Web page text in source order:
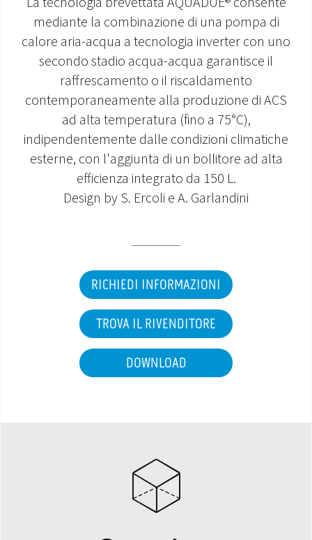
MONDO OS
INCENTIVI E DETRAZIONI
ASSISTENZA E GARANZIE
CENTRI ASSISTENZA E RICAMBI
AREA DOWNLOAD
mediante la combinazione di una pompa di
calore aria-acqua a tecnologia inverter con uno
secondo stadio acqua-acqua garantisce il
raffrescamento o il riscaldamento
contemporaneamente alla produzione di ACS
ad alta temperatura (fino a 75°C),
indipendentemente dalle condizioni climatiche
esterne, con l'aggiunta di un bollitore ad alta
efficienza integrato da 150 L.
Design by S. Ercoli e A. Garlandini
RICHIEDI INFORMAZIONI
TROVA IL RIVENDITORE
DOWNLOAD